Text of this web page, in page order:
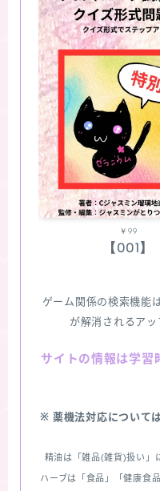
￥99
【001】
ゲーム関係の検索機能
が解消されるア
サイトの情報は学習
※ 薬機法対応について
精油は「雑品(雑貨)扱い」
ハーブは「食品」「健康食